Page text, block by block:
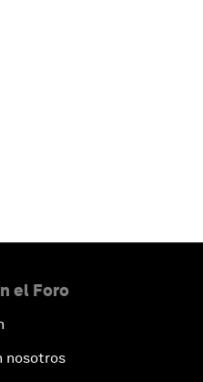
el Foro
nosotros